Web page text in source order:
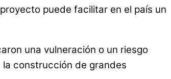
puede facilitar en el país un
una vulneración o un riesgo
construcción de grandes